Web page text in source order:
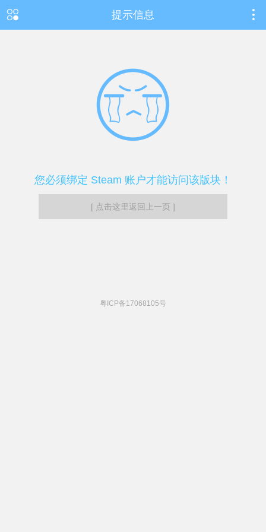
提示信息
您必须绑定 Steam 账户才能访问该版块！
[ 点击这里返回上一页 ]
粤ICP备17068105号